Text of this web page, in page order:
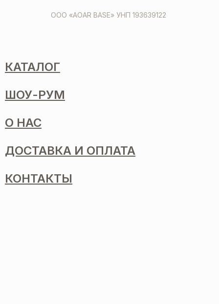
ООО «AOAR BASE» УНП 193639122
КАТАЛОГ
ШОУ-РУМ
О НАС
ДОСТАВКА И ОПЛАТА
КОНТАКТЫ